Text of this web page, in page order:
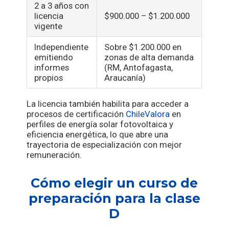
2 a 3 años con
licencia
vigente
$900.000 – $1.200.000
Independiente
emitiendo
informes
propios
Sobre $1.200.000 en
zonas de alta demanda
(RM, Antofagasta,
Araucanía)
La licencia también habilita para acceder a
procesos de certificación ChileValora en
perfiles de energía solar fotovoltaica y
eficiencia energética, lo que abre una
trayectoria de especialización con mejor
remuneración.
Cómo elegir un curso de
preparación para la clase
D